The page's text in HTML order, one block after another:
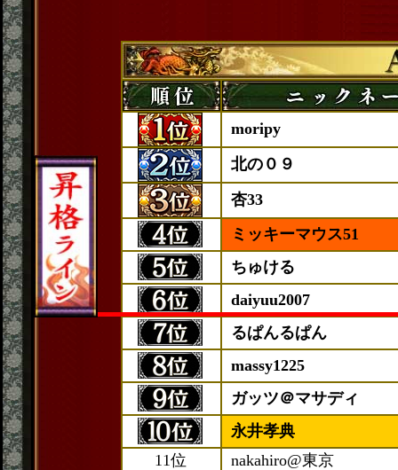
moripy
北の０９
杏33
ミッキーマウス51
ちゅける
daiyuu2007
るぱんるぱん
massy1225
ガッツ＠マサディ
永井孝典
11位
nakahiro@東京